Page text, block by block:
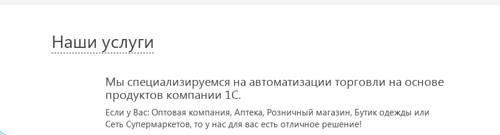
Наши услуги
Мы специализируемся на автоматизации торговли на основе
продуктов компании 1С.
Если у Вас: Оптовая компания, Аптека, Розничный магазин, Бутик одежды или
Сеть Супермаркетов, то у нас для вас есть отличное решение!